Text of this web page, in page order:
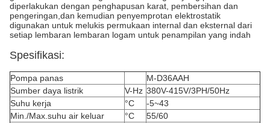
diperlakukan dengan penghapusan karat, pembersihan dan
pengeringan,dan kemudian penyemprotan elektrostatik
digunakan untuk melukis permukaan internal dan eksternal dari
setiap lembaran lembaran logam untuk penampilan yang indah
Spesifikasi:
Pompa panas
M-D36AAH
Sumber daya listrik
V-Hz 380V-415V/3PH/50Hz
Suhu kerja
°C
-5~43
Min./Max.suhu air keluar
°C
55/60